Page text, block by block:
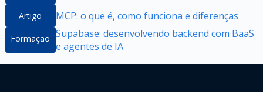
Artigo MCP: o que é, como funciona e diferenças
Formação Supabase: desenvolvendo backend com BaaS
e agentes de IA